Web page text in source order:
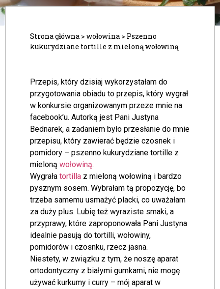
Strona główna > wołowina > Pszenno
kukurydziane tortille z mieloną wołowiną
Przepis, który dzisiaj wykorzystałam do
przygotowania obiadu to przepis, który wygrał
w konkursie organizowanym przeze mnie na
facebook’u. Autorką jest Pani Justyna
Bednarek, a zadaniem było przesłanie do mnie
przepisu, który zawierać będzie czosnek i
pomidory – pszenno kukurydziane tortille z
mieloną wołowiną.
Wygrała tortilla z mieloną wołowiną i bardzo
pysznym sosem. Wybrałam tą propozycję, bo
trzeba samemu usmażyć placki, co uważałam
za duży plus. Lubię też wyraziste smaki, a
przyprawy, które zaproponowała Pani Justyna
idealnie pasują do tortilli, wołowiny,
pomidorów i czosnku, rzecz jasna.
Niestety, w związku z tym, że noszę aparat
ortodontyczny z białymi gumkami, nie mogę
używać kurkumy i curry – mój aparat w